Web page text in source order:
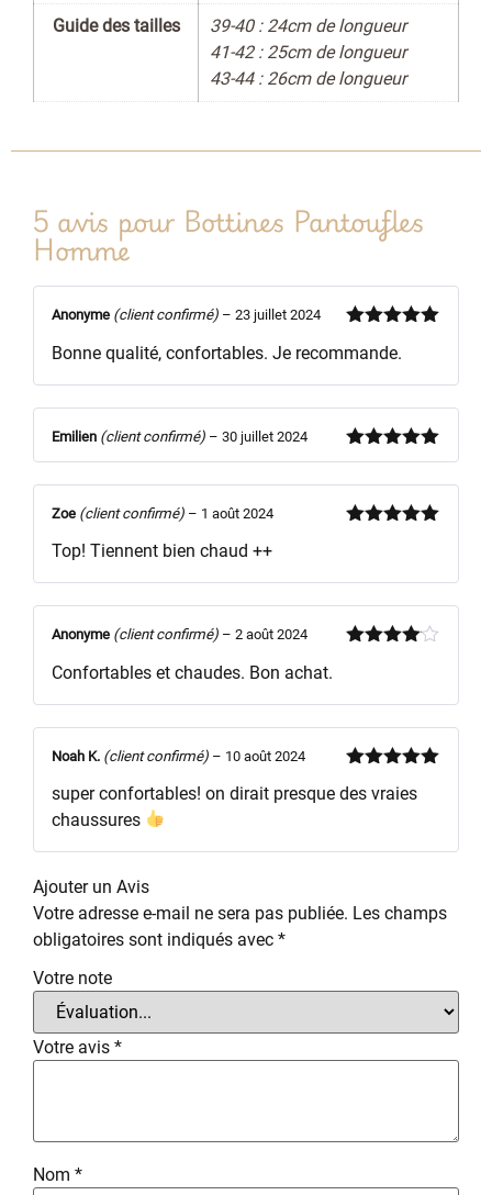
Guide des tailles
39-40 : 24cm de longueur
41-42 : 25cm de longueur
43-44 : 26cm de longueur
5 avis pour Bottines Pantoufles
Homme
5
Anonyme (client confirmé) – 23 juillet 2024
Bonne qualité, confortables. Je recommande.
Note5sur
Emilien (client confirmé) – 30 juillet 2024
Zoe (client confirmé) – 1 août 2024
Top! Tiennent bien chaud ++
Anonyme (client confirmé) – 2 août 2024
Confortables et chaudes. Bon achat.
5
Noah K. (client confirmé) – 10 août 2024
super confortables! on dirait presque des vraies
chaussures
Ajouter un Avis
Votre adresse e-mail ne sera pas publiée. Les champs
obligatoires sont indiqués avec *
Votre note
Votre avis *
Nom *